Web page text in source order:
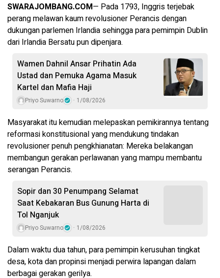
SWARAJOMBANG.COM— Pada 1793, Inggris terjebak
perang melawan kaum revolusioner Perancis dengan
dukungan parlemen Irlandia sehingga para pemimpin Dublin
dari Irlandia Bersatu pun dipenjara.
Wamen Dahnil Ansar Prihatin Ada
Ustad dan Pemuka Agama Masuk
Kartel dan Mafia Haji
Priyo Suwarno 1/08/2026
Masyarakat itu kemudian melepaskan pemikirannya tentang
reformasi konstitusional yang mendukung tindakan
revolusioner penuh pengkhianatan: Mereka belakangan
membangun gerakan perlawanan yang mampu membantu
serangan Perancis.
Sopir dan 30 Penumpang Selamat
Saat Kebakaran Bus Gunung Harta di
Tol Nganjuk
Priyo Suwarno 1/08/2026
Dalam waktu dua tahun, para pemimpin kerusuhan tingkat
desa, kota dan propinsi menjadi perwira lapangan dalam
berbagai gerakan gerilya.